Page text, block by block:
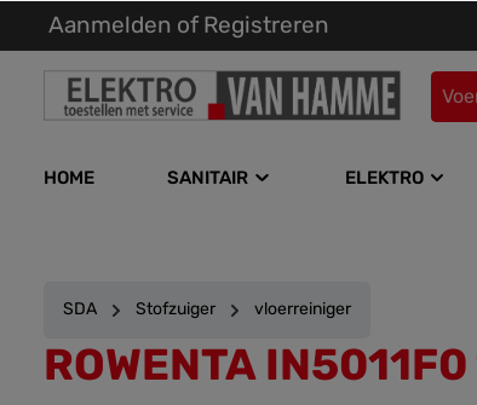
general.skipToNavigation
Aanmelden of Registreren
HOME SANITAIR ELEKTRO
SDA Stofzuiger vloerreiniger
ROWENTA